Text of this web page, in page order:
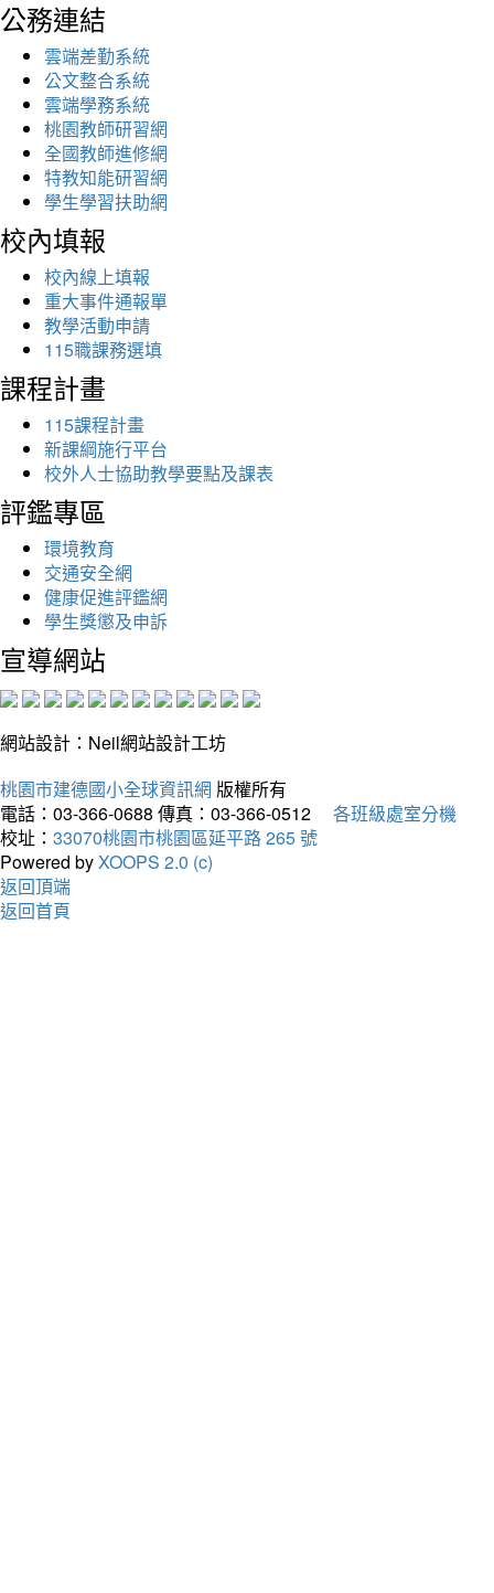
公務連結
雲端差勤系統
公文整合系統
雲端學務系統
桃園教師研習網
全國教師進修網
特教知能研習網
學生學習扶助網
校內填報
校內線上填報
重大事件通報單
教學活動申請
115職課務選填
課程計畫
115課程計畫
新課綱施行平台
校外人士協助教學要點及課表
評鑑專區
環境教育
交通安全網
健康促進評鑑網
學生獎懲及申訴
宣導網站
網站設計：Neil網站設計工坊
桃園市建德國小全球資訊網 版權所有
電話：03-366-0688 傳真：03-366-0512
各班級處室分機
校址： 33070桃園市桃園區延平路 265 號
Powered byXOOPS 2.0 (c)
返回頂端
返回首頁